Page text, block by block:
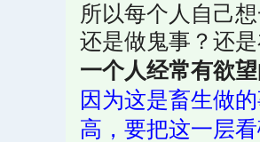
所以每个人自己
还是做鬼事？还
一个人经常有欲
因为这是畜生做
高，要把这一层